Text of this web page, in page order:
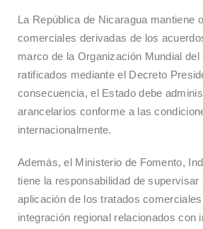
La República de Nicaragua mantiene
comerciales derivadas de los
marco de la Organización Mundial del
ratificados mediante el Decreto
consecuencia, el Estado debe
arancelarios conforme a las
internacionalmente.
Además, el Ministerio de Fomento,
tiene la responsabilidad de supervisar
aplicación de los tratados
integración regional relacionados con